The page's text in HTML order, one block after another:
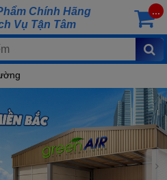
Chính Hãng
Vụ Tận Tâm
...